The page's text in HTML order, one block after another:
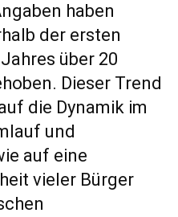
haben
der ersten
über 20
Dieser Trend
die Dynamik im
und
auf eine
vieler Bürger